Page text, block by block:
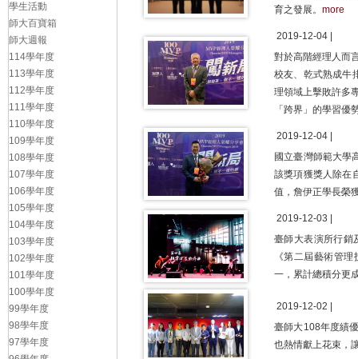
育之發展。 more
2019-12-04 |
對於高階經理人而
校友、乾式熟成牛
理領域上擊敗許多
「跨界」的學習優
2019-12-04 |
國立臺灣師範大學
該獎項獲獎人除在
值，詹伊正學長榮
2019-12-03 |
臺師大表演所行銷
《第二屆藝術管
一，累計總積分更
2019-12-02 |
臺師大108年度績
也熱情獻上花束，
學生活動
師大百寶箱
師大週報
114學年度
113學年度
112學年度
111學年度
110學年度
109學年度
108學年度
107學年度
106學年度
105學年度
104學年度
103學年度
102學年度
101學年度
100學年度
99學年度
98學年度
97學年度